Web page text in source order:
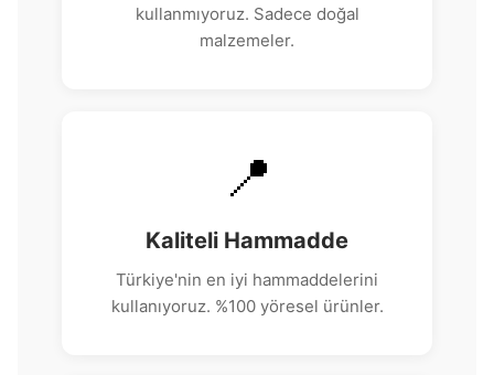
kullanmıyoruz. Sadece doğal
malzemeler.
📍
Kaliteli Hammadde
Türkiye'nin en iyi hammaddelerini
kullanıyoruz. %100 yöresel ürünler.